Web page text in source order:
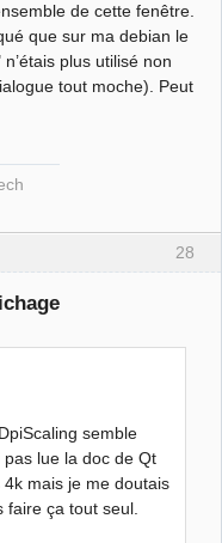
de cette fenêtre.
que sur ma debian le
plus utilisé non
tout moche). Peut
28
semble
lue la doc de Qt
mais je me doutais
faire ça tout seul.